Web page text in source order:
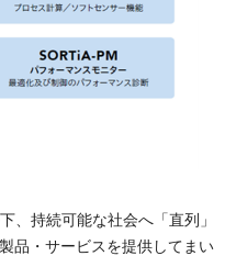
、持続可能な社会へ「直列」
品・サービスを提供してまい